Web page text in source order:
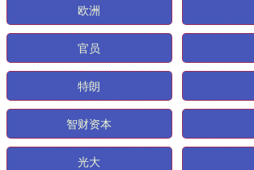
欧洲
官员
特朗
智财资本
光大